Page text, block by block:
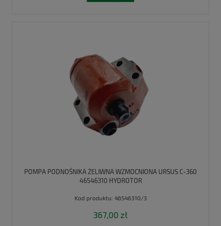
POMPA PODNOŚNIKA ŻELIWNA WZMOCNIONA URSUS C-360
46546310 HYDROTOR
Kod produktu: 46546310/3
367,00 zł